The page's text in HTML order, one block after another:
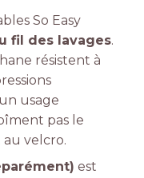
So Easy
fil des lavages.
résistent à
usage
pas le
velcro.
est